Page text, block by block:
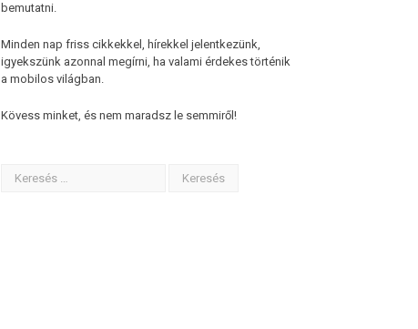
bemutatni.
Minden nap friss cikkekkel, hírekkel jelentkezünk,
igyekszünk azonnal megírni, ha valami érdekes történik
a mobilos világban.
Kövess minket, és nem maradsz le semmiről!